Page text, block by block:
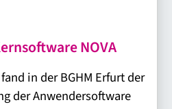
NOVA
in der BGHM Erfurt der
der Anwendersoftware